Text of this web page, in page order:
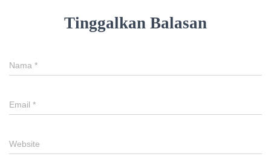
Tinggalkan Balasan
Nama *
Email *
Website